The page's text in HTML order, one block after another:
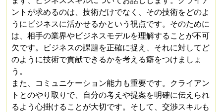
ントが求めるのは、技術だけでなく、その技術をどのよ
うにビジネスに活かせるかという視点です。そのために
は、相手の業界やビジネスモデルを理解することが不可
欠です。ビジネスの課題を正確に捉え、それに対してど
のように技術で貢献できるかを考える癖をつけましょ
う。
また、コミュニケーション能力も重要です。クライアン
トとのやり取りで、自分の考えや提案を明確に伝えられ
るよう心掛けることが大切です。そして、交渉スキルも